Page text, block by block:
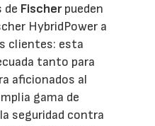
de Fischerpueden
HybridPower a
clientes: esta
tanto para
aficionados al
gama de
seguridad contra